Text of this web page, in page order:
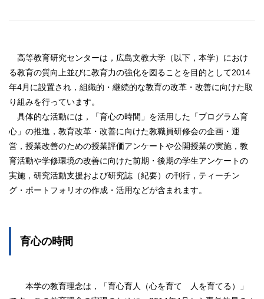
高等教育研究センターは，広島文教大学（以下，本学）におけ
る教育の質向上並びに教育力の強化を図ることを目的として2014
年4月に設置され，組織的・継続的な教育の改革・改善に向けた取
り組みを行っています。
具体的な活動には，「育心の時間」を活用した「プログラム育
心」の推進，教育改革・改善に向けた教職員研修会の企画・運
営，授業改善のための授業評価アンケートや公開授業の実施，教
育活動や学修環境の改善に向けた前期・後期の学生アンケートの
実施，研究活動支援および研究誌（紀要）の刊行，ティーチン
グ・ポートフォリオの作成・活用などが含まれます。
育心の時間
本学の教育理念は，「育心育人（心を育て 人を育てる）」